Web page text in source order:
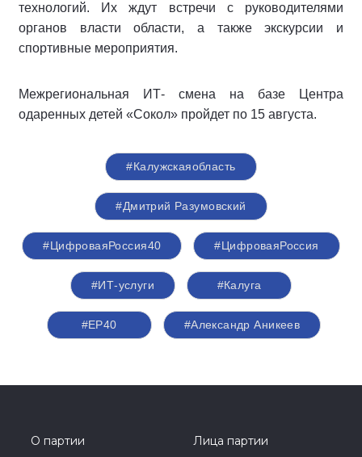
технологий. Их ждут встречи с руководителями
органов власти области, а также экскурсии и
спортивные мероприятия.
Межрегиональная ИТ- смена на базе Центра
одаренных детей «Сокол» пройдет по 15 августа.
#Калужскаяобласть
#Дмитрий Разумовский
#ЦифроваяРоссия40 #ЦифроваяРоссия
#ИТ-услуги #Калуга
#ЕР40 #Александр Аникеев
О партии
Лица партии